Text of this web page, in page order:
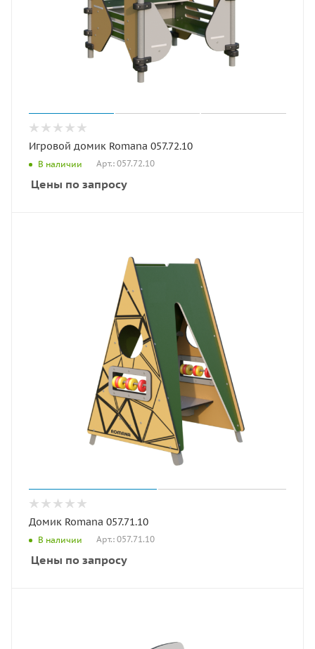
Игровой домик Romana 057.72.10
В наличии Арт.: 057.72.10
Цены по запросу
Домик Romana 057.71.10
В наличии Арт.: 057.71.10
Цены по запросу